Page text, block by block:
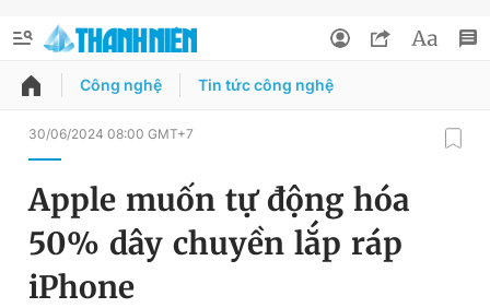
QUẢNG CÁO ĐẶT BÁO
Chuyên mục
Chuyên mục khác
Đổi mật khẩu
Tin đã lưu
Công nghệ Tin tức công nghệ
30/06/2024 08:00 GMT+7
Apple muốn tự động hóa
50% dây chuyền lắp ráp
iPhone